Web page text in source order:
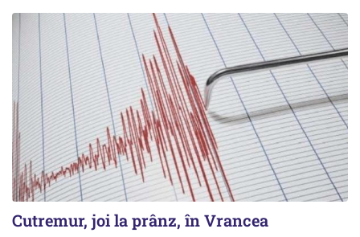
Cutremur, joi la prânz, în Vrancea